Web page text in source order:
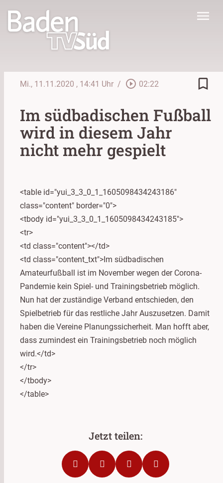
menu
Mi., 11.11.2020 , 14:41 Uhr / play_circle_outline 02:22 bookmark_border
Im südbadischen Fußball
wird in diesem Jahr
nicht mehr gespielt
<table id="yui_3_3_0_1_1605098434243186"
class="content" border="0">
<tbody id="yui_3_3_0_1_1605098434243185">
<tr>
<td class="content"></td>
<td class="content_txt">Im südbadischen
Amateurfußball ist im November wegen der Corona-
Pandemie kein Spiel- und Trainingsbetrieb möglich.
Nun hat der zuständige Verband entschieden, den
Spielbetrieb für das restliche Jahr Auszusetzen. Damit
haben die Vereine Planungssicherheit. Man hofft aber,
dass zumindest ein Trainingsbetrieb noch möglich
wird.</td>
</tr>
</tbody>
</table>